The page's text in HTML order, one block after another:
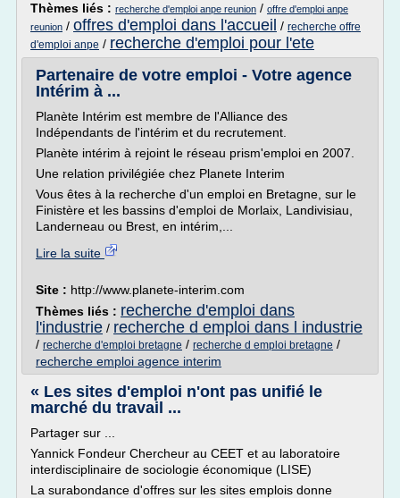
Thèmes liés : recherche d'emploi anpe reunion / offre d'emploi anpe
reunion / offres d'emploi dans l'accueil / recherche offre
d'emploi anpe / recherche d'emploi pour l'ete
Partenaire de votre emploi - Votre agence
Intérim à ...
Planète Intérim est membre de l'Alliance des
Indépendants de l'intérim et du recrutement.
Planète intérim à rejoint le réseau prism'emploi en 2007.
Une relation privilégiée chez Planete Interim
Vous êtes à la recherche d'un emploi en Bretagne, sur le
Finistère et les bassins d'emploi de Morlaix, Landivisiau,
Landerneau ou Brest, en intérim,...
Lire la suite
Site : http://www.planete-interim.com
Thèmes liés : recherche d'emploi dans
l'industrie / recherche d emploi dans l industrie
/ recherche d'emploi bretagne / recherche d emploi bretagne /
recherche emploi agence interim
« Les sites d'emploi n'ont pas unifié le
marché du travail ...
Partager sur ...
Yannick Fondeur Chercheur au CEET et au laboratoire
interdisciplinaire de sociologie économique (LISE)
La surabondance d'offres sur les sites emplois donne